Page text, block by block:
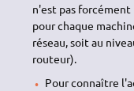
n'est pas forcément
pour chaque
réseau, soit au
routeur).
Pour connaître